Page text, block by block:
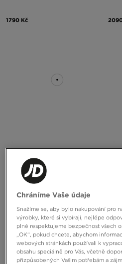
1790 Kč
NIKE P-6000 LACE BP
1890 Kč
Chráníme Vaše údaje
Snažíme se, aby bylo nakupování pro
výrobky, které si vybírají, nejlépe
plně respektujeme bezpečnost všech
„OK“, pokud chcete, abychom
webových stránkách používali k
obsahu speciálně pro Vás, včetně
přizpůsobených Vašim potřebám a